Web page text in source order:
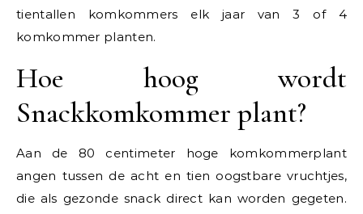
tientallen komkommers elk jaar van 3 of 4
komkommer planten.
Hoe hoog wordt
Snackkomkommer plant?
Aan de 80 centimeter hoge komkommerplant
angen tussen de acht en tien oogstbare vruchtjes,
die als gezonde snack direct kan worden gegeten.